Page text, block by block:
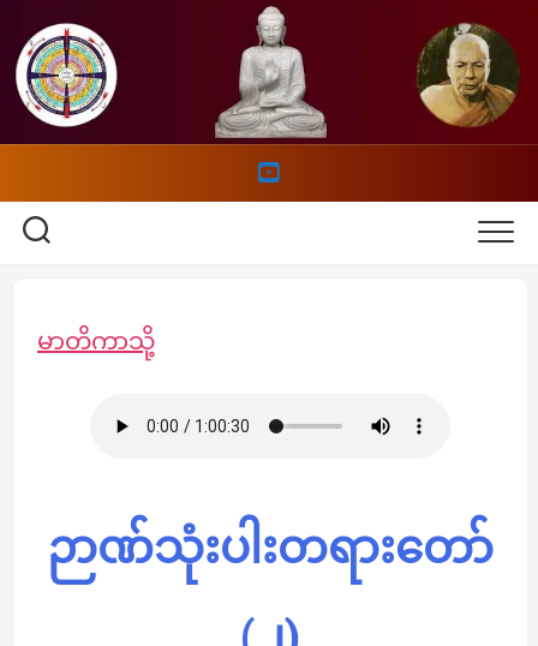
content
မာတိကာသို့
ဉာဏ်သုံးပါးတရားတော်